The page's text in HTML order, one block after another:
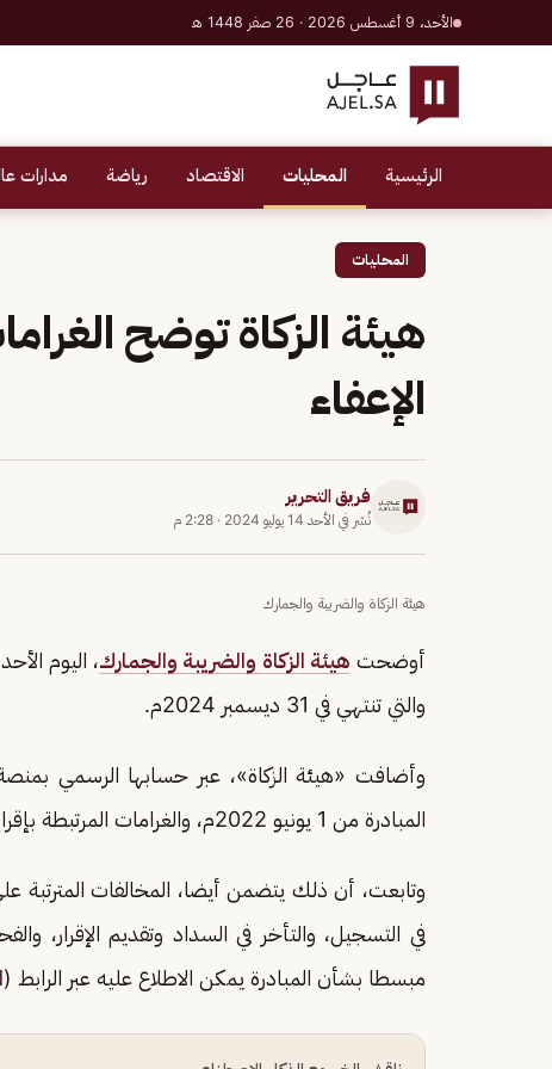
الأحد، 9 أغسطس 2026 · 26 صفر 1448 هـ
الرئيسية المحليات الاقتصاد رياضة مدارات
المحليات
هيئة الزكاة توضح
الإعفاء
فريق التحرير
نُشر في الأحد 14 يوليو 2024 · 2:28 م
هيئة الزكاة والضريبة والجمارك
أوضحت هيئة الزكاة والضريبة والجمارك، اليوم
والتي تنتهي في 31 ديسمبر 2024م.
وأضافت «هيئة الزكاة»، عبر حسابها الرسمي
المبادرة من 1 يونيو 2022م، والغرامات المرتبطة بإقرارات مستحقة السداد بعد 30 يونيو 2024م.
وتابعت، أن ذلك يتضمن أيضا، المخالفات المترتبة
في التسجيل، والتأخر في السداد وتقديم الإقرار،
مبسطا بشأن المبادرة يمكن الاطلاع عليه عبر الرابط (